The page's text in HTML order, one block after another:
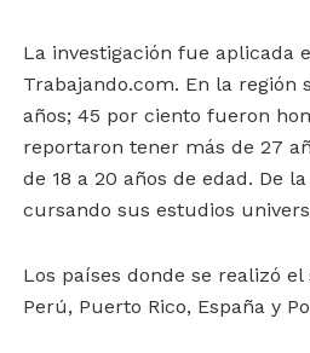
La investigación fue aplicada
Trabajando.com. En la región
años; 45 por ciento fueron
reportaron tener más de 27
de 18 a 20 años de edad. De
cursando sus estudios
Los países donde se realizó
Perú, Puerto Rico, España y